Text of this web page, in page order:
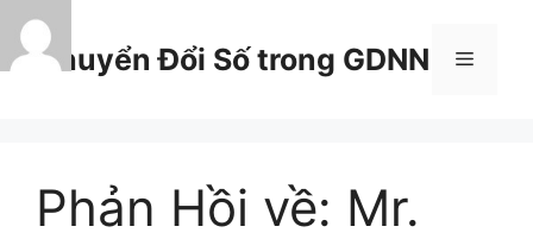
Chuyển
đến
nội
Chuyển Đổi Số trong GDNN Menu
Phản Hồi về: Mr.